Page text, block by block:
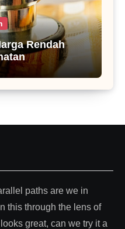
Rendah
paths are we in
this through the lens of
great, can we try it a